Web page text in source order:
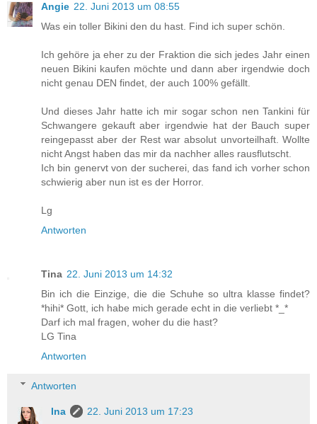
Angie 22. Juni 2013 um 08:55
Was ein toller Bikini den du hast. Find ich super schön.
Ich gehöre ja eher zu der Fraktion die sich jedes Jahr einen
neuen Bikini kaufen möchte und dann aber irgendwie doch
nicht genau DEN findet, der auch 100% gefällt.
Und dieses Jahr hatte ich mir sogar schon nen Tankini für
Schwangere gekauft aber irgendwie hat der Bauch super
reingepasst aber der Rest war absolut unvorteilhaft. Wollte
nicht Angst haben das mir da nachher alles rausflutscht.
Ich bin genervt von der sucherei, das fand ich vorher schon
schwierig aber nun ist es der Horror.
Lg
Antworten
Tina 22. Juni 2013 um 14:32
Bin ich die Einzige, die die Schuhe so ultra klasse findet?
*hihi* Gott, ich habe mich gerade echt in die verliebt *_*
Darf ich mal fragen, woher du die hast?
LG Tina
Antworten
Antworten
Ina
22. Juni 2013 um 17:23